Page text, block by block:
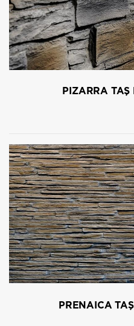
PIZARRA TAŞ
PRENAICA